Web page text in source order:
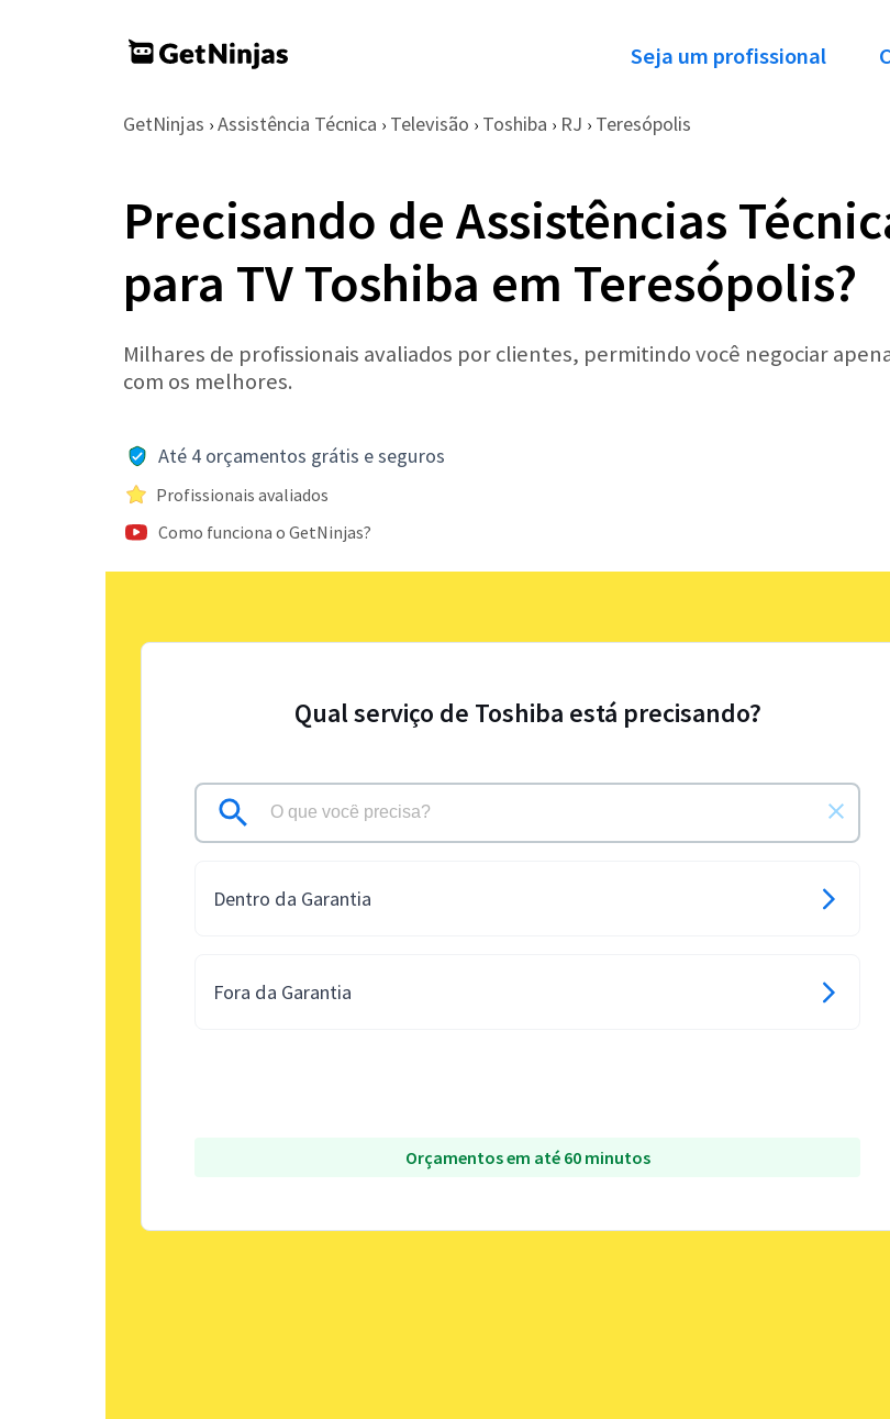
Seja um profissional
GetNinjas › Assistência Técnica › Televisão › Toshiba › RJ › Teresópolis
Precisando de Assistências
para TV Toshiba em Teresópolis?
Milhares de profissionais avaliados por clientes, permitindo você negociar
com os melhores.
Até 4 orçamentos grátis e seguros
Profissionais avaliados
Como funciona o GetNinjas?
Qual serviço de Toshiba está precisando?
Dentro da Garantia
Fora da Garantia
Orçamentos em até 60 minutos